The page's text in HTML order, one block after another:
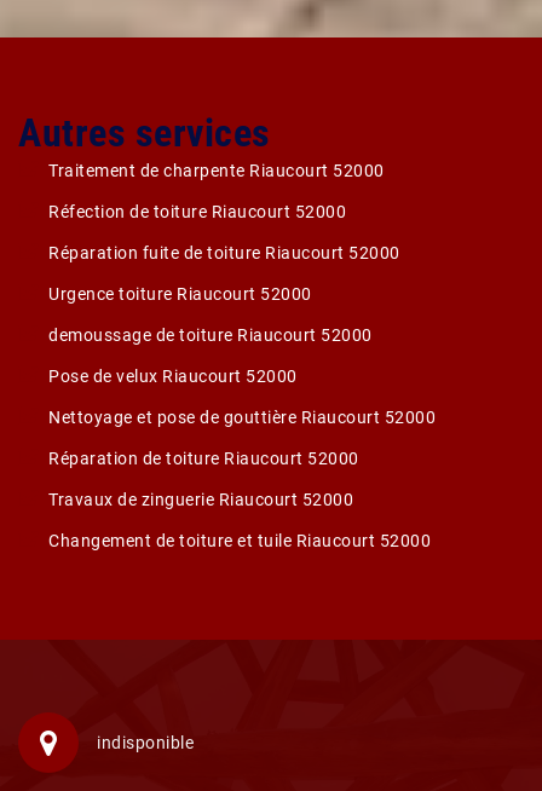
Autres services
Traitement de charpente Riaucourt 52000
Réfection de toiture Riaucourt 52000
Réparation fuite de toiture Riaucourt 52000
Urgence toiture Riaucourt 52000
demoussage de toiture Riaucourt 52000
Pose de velux Riaucourt 52000
Nettoyage et pose de gouttière Riaucourt 52000
Réparation de toiture Riaucourt 52000
Travaux de zinguerie Riaucourt 52000
Changement de toiture et tuile Riaucourt 52000
indisponible